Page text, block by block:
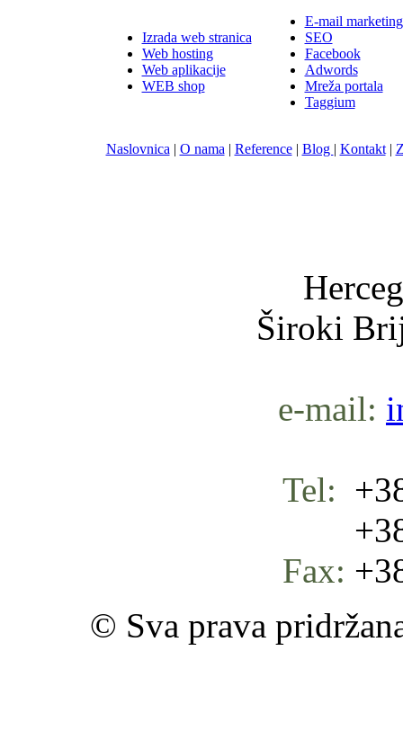
Izrada web stranica
Web hosting
Web aplikacije
WEB shop
E-mail marketing
SEO
Facebook
Adwords
Mreža portala
Taggium
Naslovnica | O nama | Reference| Blog | Kontakt|
Široki
e-mail:
Tel:
+387
Fax:
© Sva prava